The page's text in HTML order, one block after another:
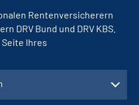
Rentenversicherern
DRV Bund und DRV KBS.
Ihres